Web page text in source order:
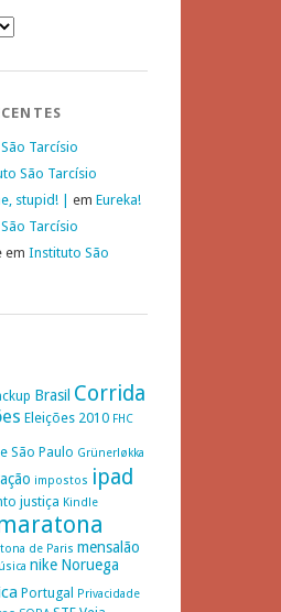
Tarcísio
São Tarcísio
stupid! |
em Eureka!
Tarcísio
em Instituto São
Brasil Corrida
Eleições 2010 FHC
São Paulo Grünerløkka
impostos ipad
justiça Kindle
de Paris mensalão
nike Noruega
Portugal
Privacidade